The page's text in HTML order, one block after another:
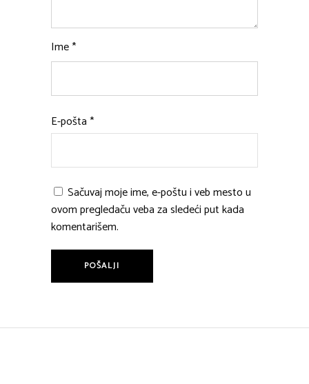
Ime*
E-pošta*
Sačuvaj moje ime, e-poštu i veb mesto u
ovom pregledaču veba za sledeći put kada
komentarišem.